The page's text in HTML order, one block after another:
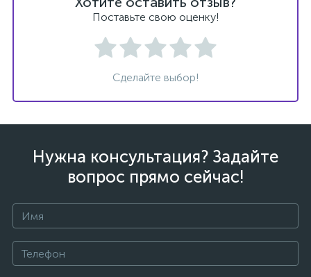
Поставьте свою оценку!
Сделайте выбор!
Нужна консультация? Задайте
вопрос прямо сейчас!